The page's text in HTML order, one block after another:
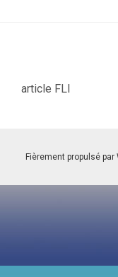
article FLI
Fièrement propulsé par